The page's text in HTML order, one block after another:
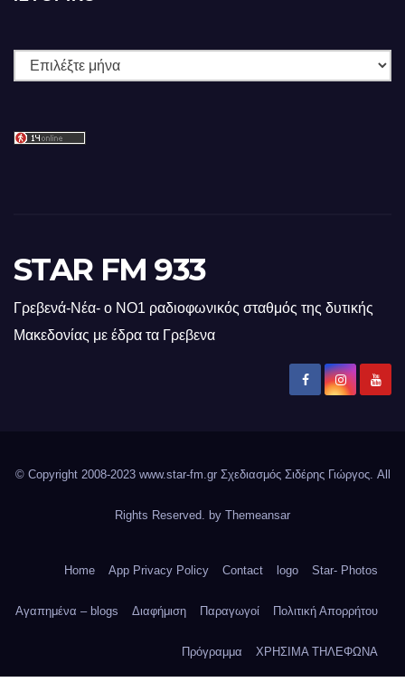
Ιστορικό
STAR FM 933
Γρεβενά-Νέα- ο ΝΟ1 ραδιοφωνικός σταθμός της δυτικής
Μακεδονίας με έδρα τα Γρεβενα
© Copyright 2008-2023 www.star-fm.gr Σχεδιασμός Σιδέρης Γιώργος. All
Rights Reserved. by Themeansar
Home App Privacy Policy Contact logo Star- Photos
Αγαπημένα – blogs Διαφήμιση Παραγωγοί Πολιτική Απορρήτου
Πρόγραμμα ΧΡΗΣΙΜΑ ΤΗΛΕΦΩΝΑ